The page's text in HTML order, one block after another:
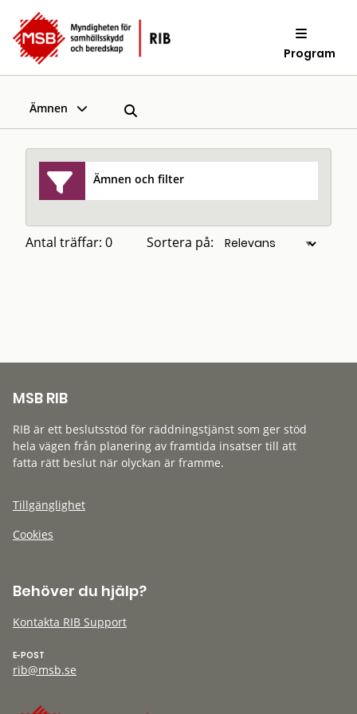
Program
Ämnen
Ämnen och filter
Antal träffar: 0 Sortera på:
MSB RIB
RIB är ett beslutsstöd för räddningstjänst som ger stöd
hela vägen från planering av framtida insatser till att
fatta rätt beslut när olyckan är framme.
Tillgänglighet
Cookies
Behöver du hjälp?
Kontakta RIB Support
E-POST
rib@msb.se